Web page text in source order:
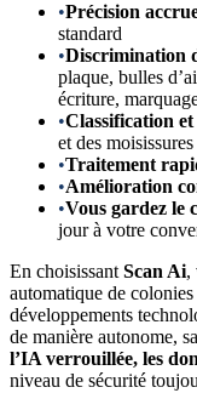
•Précision
standard
•Discrimination
plaque, bulles
écriture,
•Classification
et des moisissures
•Traitement
•Amélioration
•Vous gardez le
jour à votre
En choisissant Scan Ai,
automatique de
développements
de manière autonome,
l’IA verrouillée, les
niveau de sécurité